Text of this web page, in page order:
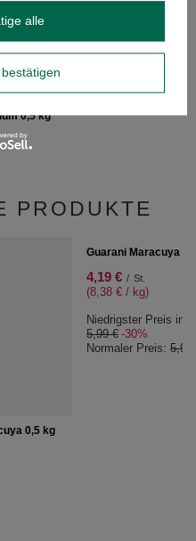
0,5 kg
PRODUKTE
0,5 kg
Guarani Maracuya
4,19 € / St.
(8,38 € / kg)
Niedrigster Preis in
5,99 € -30%
Normaler Preis: 5,99
alle